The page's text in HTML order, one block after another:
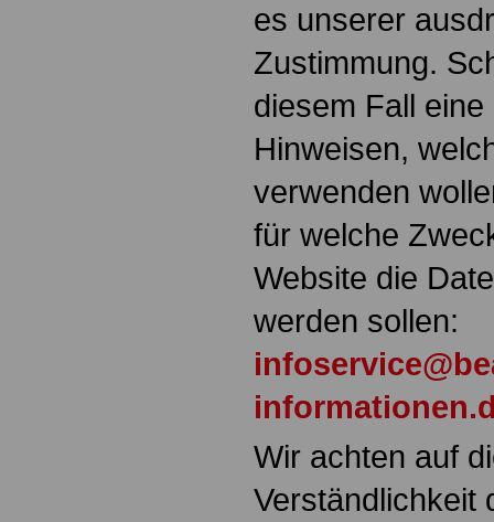
es unserer
Zustimmung.
diesem Fall
Hinweisen,
verwenden
für welche
Website die
werden sollen:
Wir achten auf
Verständlichkeit